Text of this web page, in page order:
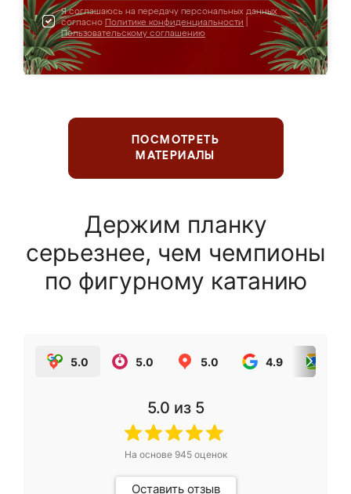
Я соглашаюсь на передачу персональных данных
согласно Политике конфиденциальности
Пользовательскому соглашению
ПОСМОТРЕТЬ
МАТЕРИАЛЫ
Держим планку
серьезнее, чем чемпионы
по фигурному катанию
5.0 5.0 5.0 4.9
5.0 из 5
На основе 945оценок
Оставить отзыв